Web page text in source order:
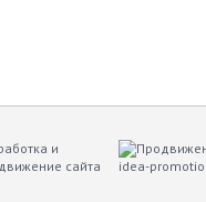
и
сайта